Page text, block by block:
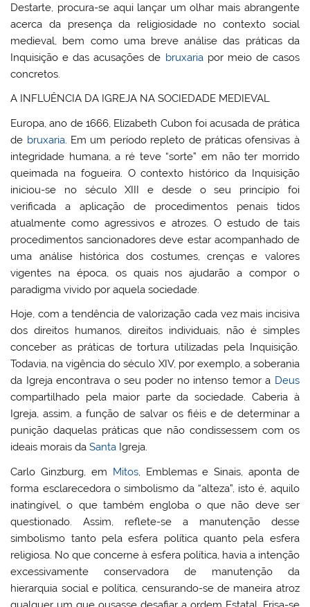
Destarte, procura-se aqui lançar um olhar mais abrangente
acerca da presença da religiosidade no contexto social
medieval, bem como uma breve análise das práticas da
Inquisição e das acusações de bruxariapor meio de casos
concretos.
A INFLUÊNCIA DA IGREJA NA SOCIEDADE MEDIEVAL
Europa, ano de 1666, Elizabeth Cubon foi acusada de prática
de bruxaria. Em um período repleto de práticas ofensivas à
integridade humana, a ré teve “sorte” em não ter morrido
queimada na fogueira. O contexto histórico da Inquisição
iniciou-se no século XIII e desde o seu princípio foi
verificada a aplicação de procedimentos penais tidos
atualmente como agressivos e atrozes. O estudo de tais
procedimentos sancionadores deve estar acompanhado de
uma análise histórica dos costumes, crenças e valores
vigentes na época, os quais nos ajudarão a compor o
paradigma vivido por aquela sociedade.
Hoje, com a tendência de valorização cada vez mais incisiva
dos direitos humanos, direitos individuais, não é simples
conceber as práticas de tortura utilizadas pela Inquisição.
Todavia, na vigência do século XIV, por exemplo, a soberania
da Igreja encontrava o seu poder no intenso temor a Deus
compartilhado pela maior parte da sociedade. Caberia à
Igreja, assim, a função de salvar os fiéis e de determinar a
punição daquelas práticas que não condissessem com os
ideais morais daSanta Igreja.
Carlo Ginzburg, em Mitos, Emblemas e Sinais, aponta de
forma esclarecedora o simbolismo da “alteza”, isto é, aquilo
inatingível, o que também engloba o que não deve ser
questionado. Assim, reflete-se a manutenção desse
simbolismo tanto pela esfera política quanto pela esfera
religiosa. No que concerne à esfera política, havia a intenção
excessivamente conservadora de manutenção da
hierarquia social e política, censurando-se de maneira atroz